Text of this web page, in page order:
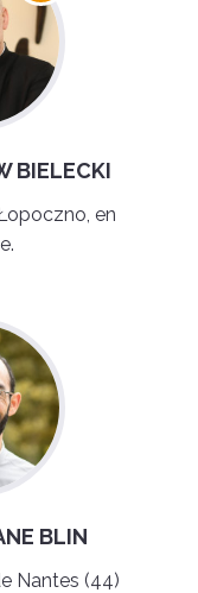
BIELECKI
en
BLIN
Nantes (44)